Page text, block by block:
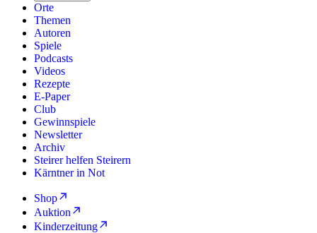
Orte
Themen
Autoren
Spiele
Podcasts
Videos
Rezepte
E-Paper
Club
Gewinnspiele
Newsletter
Archiv
Steirer helfen Steirern
Kärntner in Not
Shop
Auktion
Kinderzeitung